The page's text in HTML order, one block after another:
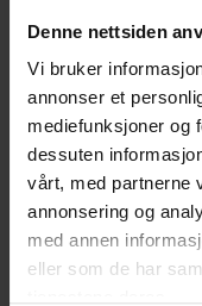
Denne nettsiden
Vi bruker
annonser et
mediefunksjoner og
dessuten
vårt, med partnerne
annonsering og
med annen
eller som de har
Advokat,